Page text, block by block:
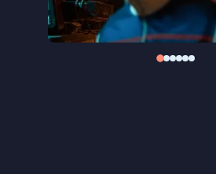
Sarr een verpletterende indruk
“Aangrijpend Italiaanse drama